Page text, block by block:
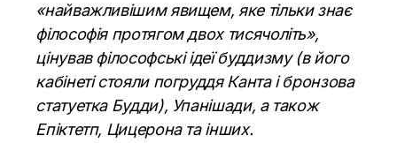
«найважливішим явищем, яке тільки знає
філософія протягом двох тисячоліть»,
цінував філософські ідеї буддизму (в його
кабінеті стояли погруддя Канта і бронзова
статуетка Будди), Упанішади, а також
Епіктетп, Цицерона та інших.